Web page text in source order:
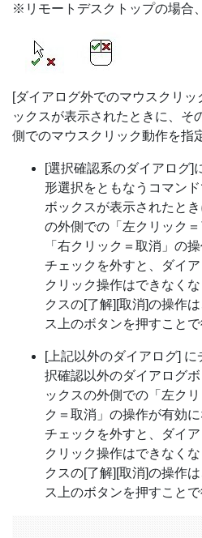
※リモートデスクトップの場合
[ダイアログ外でのマウスクリ
ックスが表示されたときに、そ
側でのマウスクリック動作を指
[選択確認系のダイアログ]
形選択をともなうコマン
ボックスが表示されたと
の外側での「左クリック＝
「右クリック＝取消」の
チェックを外すと、ダイ
クリック操作はできなく
クスの[了解][取消]の操作
ス上のボタンを押すことで
[上記以外のダイアログ]
択確認以外のダイアログ
ックスの外側での「左ク
ク＝取消」の操作が有効に
チェックを外すと、ダイ
クリック操作はできなく
クスの[了解][取消]の操作
ス上のボタンを押すことで